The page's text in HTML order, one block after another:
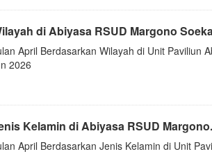
di Abiyasa RSUD Margono
April Berdasarkan Wilayah di Unit Paviliun
2026
Kelamin di Abiyasa RSUD
April Berdasarkan Jenis Kelamin di Unit